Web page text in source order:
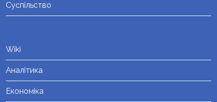
Суспільство
Wiki
Аналітика
Економіка